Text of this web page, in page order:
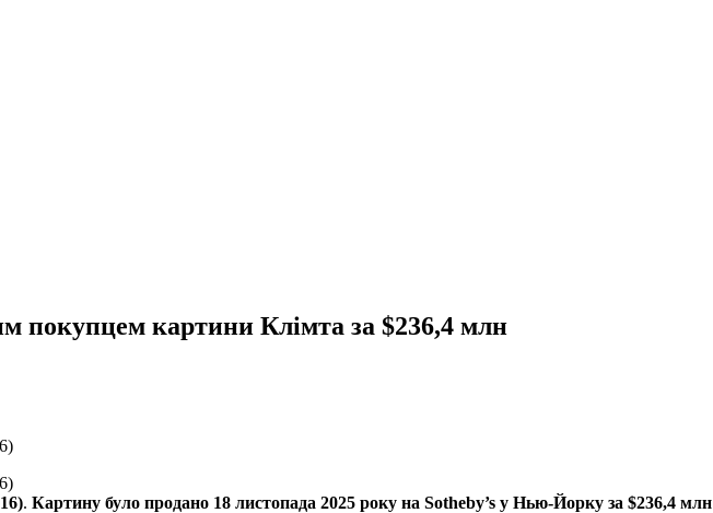
покупцем картини Клімта за $236,4 млн
. Картину було продано 18 листопада 2025 року на Sotheby’s у Нью-Йорку за $236,4 млн